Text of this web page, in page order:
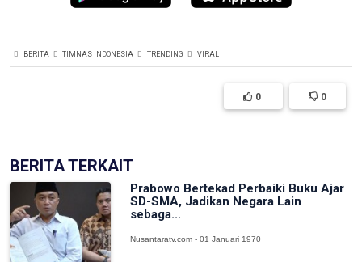
BERITA TIMNAS INDONESIA TRENDING VIRAL
0 0
BERITA TERKAIT
Prabowo Bertekad Perbaiki Buku Ajar
SD-SMA, Jadikan Negara Lain
sebaga...
Nusantaratv.com - 01 Januari 1970